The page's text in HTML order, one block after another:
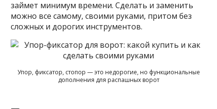
займет минимум времени. Сделать и заменить
можно все самому, своими руками, притом без
сложных и дорогих инструментов.
Упор, фиксатор, стопор — это недорогие, но функциональные
дополнения для распашных ворот